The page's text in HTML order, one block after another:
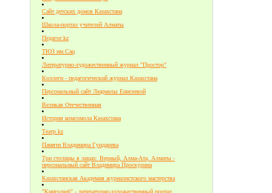
Сайт детских домов Казахстана
Школа-портал учителей Алматы
Педагог.kz
ТЮЗ им.Сац
Литературно-художественный журнал "Простор"
Коллеги - педагогический журнал Казахстана
Персональный сайт Людмилы Енисеевой
Великая Отечественная
История комсомола Казахстана
Театр.kz
Памяти Владимира Гундарева
Три столицы в лицах: Верный, Алма-Ата, Алматы -
персональный сайт Владимира Проскурина
Казахстанская Академия журналистского мастерства
"Книголюб" - литературно-художественный портал